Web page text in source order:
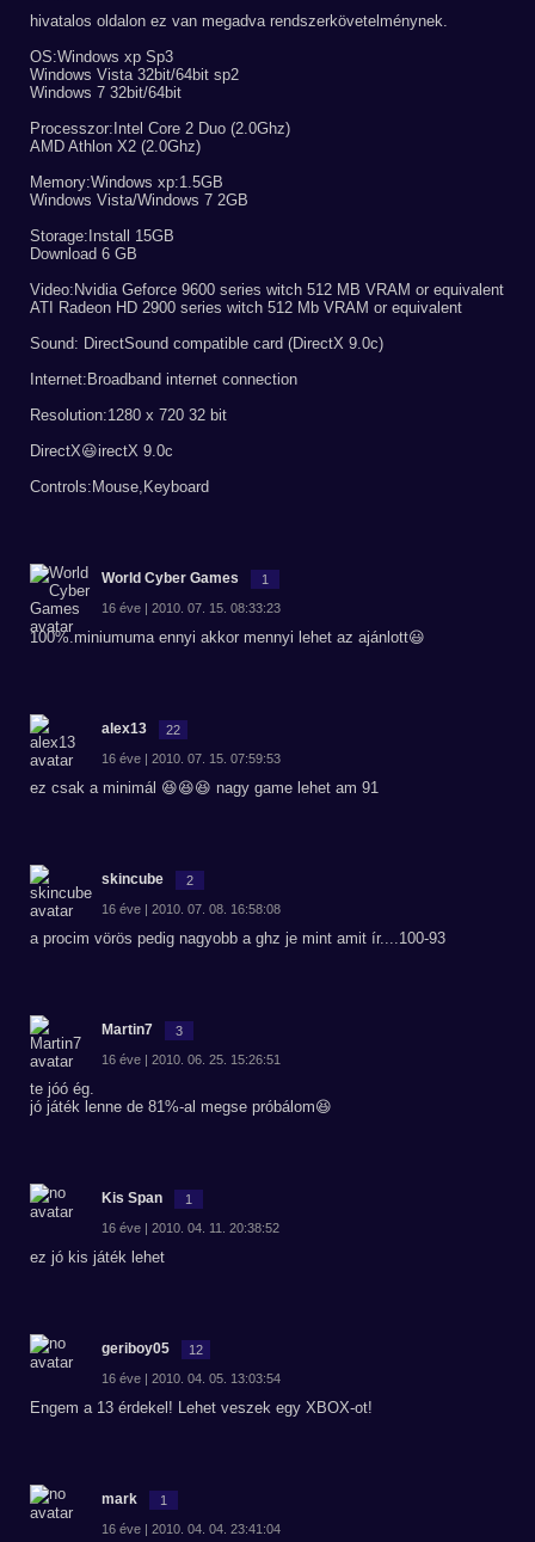
hivatalos oldalon ez van megadva rendszerkövetelménynek.
OS:Windows xp Sp3
Windows Vista 32bit/64bit sp2
Windows 7 32bit/64bit
Processzor:Intel Core 2 Duo (2.0Ghz)
AMD Athlon X2 (2.0Ghz)
Memory:Windows xp:1.5GB
Windows Vista/Windows 7 2GB
Storage:Install 15GB
Download 6 GB
Video:Nvidia Geforce 9600 series witch 512 MB VRAM or equivalent
ATI Radeon HD 2900 series witch 512 Mb VRAM or equivalent
Sound: DirectSound compatible card (DirectX 9.0c)
Internet:Broadband internet connection
Resolution:1280 x 720 32 bit
DirectX😃irectX 9.0c
Controls:Mouse,Keyboard
World Cyber Games 1
16 éve | 2010. 07. 15. 08:33:23
100%.miniumuma ennyi akkor mennyi lehet az ajánlott😃
alex13 22
16 éve | 2010. 07. 15. 07:59:53
ez csak a minimál 😆😆😆 nagy game lehet am 91
skincube 2
16 éve | 2010. 07. 08. 16:58:08
a procim vörös pedig nagyobb a ghz je mint amit ír....100-93
Martin7 3
16 éve | 2010. 06. 25. 15:26:51
te jóó ég.
jó játék lenne de 81%-al megse próbálom😆
Kis Span 1
16 éve | 2010. 04. 11. 20:38:52
ez jó kis játék lehet
geriboy05 12
16 éve | 2010. 04. 05. 13:03:54
Engem a 13 érdekel! Lehet veszek egy XBOX-ot!
mark 1
16 éve | 2010. 04. 04. 23:41:04